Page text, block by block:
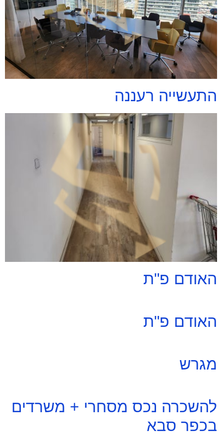
התעשייה רעננה
האודם פ"ת
האודם פ"ת
מגרש
להשכרה נכס מסחרי + משרדים
בכפר סבא